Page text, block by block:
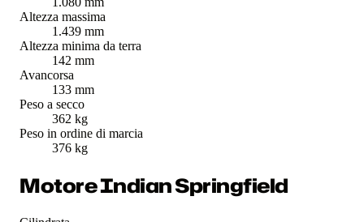
Altezza massima
1.439 mm
Altezza minima da terra
142 mm
Avancorsa
133 mm
Peso a secco
362 kg
Peso in ordine di marcia
376 kg
Motore Indian Springfield